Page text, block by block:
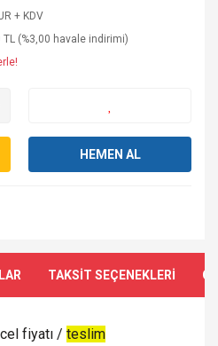
+ KDV
TL (%3,00 havale indirimi)
HEMEN AL
TAKSİT SEÇENEKLERİ
fiyatı / teslim